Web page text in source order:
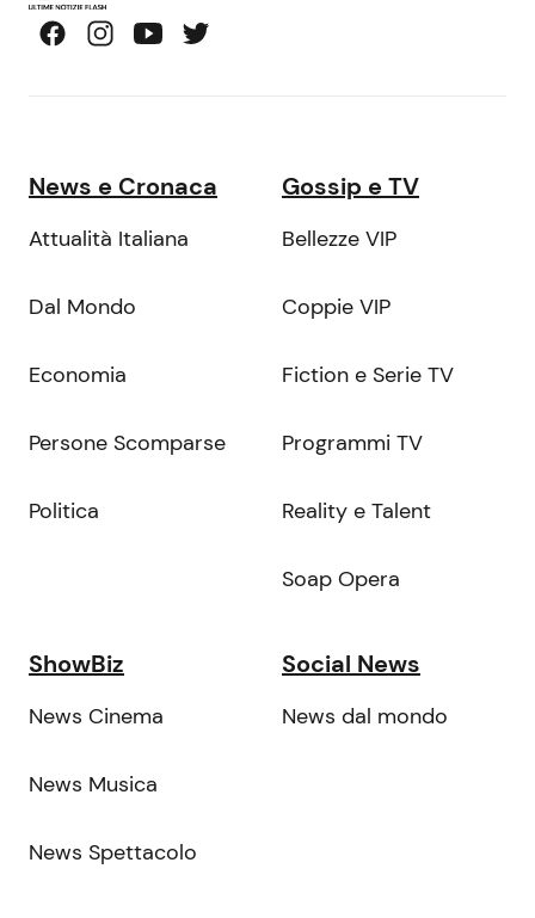
News e Cronaca
Attualità Italiana
Dal Mondo
Economia
Persone Scomparse
Politica
Gossip e TV
Bellezze VIP
Coppie VIP
Fiction e Serie TV
Programmi TV
Reality e Talent
Soap Opera
ShowBiz
News Cinema
News Musica
News Spettacolo
Social News
News dal mondo